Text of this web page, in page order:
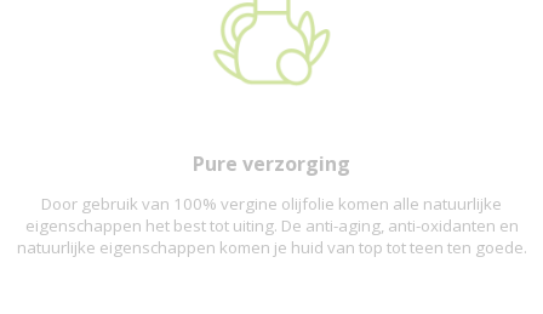
Pure verzorging
Door gebruik van 100% vergine olijfolie komen alle natuurlijke
eigenschappen het best tot uiting. De anti-aging, anti-oxidanten en
natuurlijke eigenschappen komen je huid van top tot teen ten goede.